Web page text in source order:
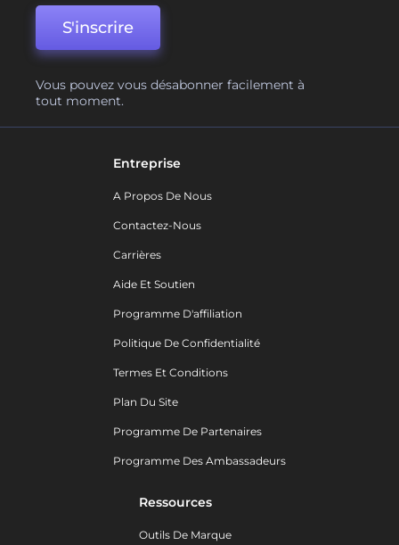
S'inscrire
Vous pouvez vous désabonner facilement à
tout moment.
Entreprise
A Propos De Nous
Contactez-Nous
Carrières
Aide Et Soutien
Programme D'affiliation
Politique De Confidentialité
Termes Et Conditions
Plan Du Site
Programme De Partenaires
Programme Des Ambassadeurs
Ressources
Outils De Marque